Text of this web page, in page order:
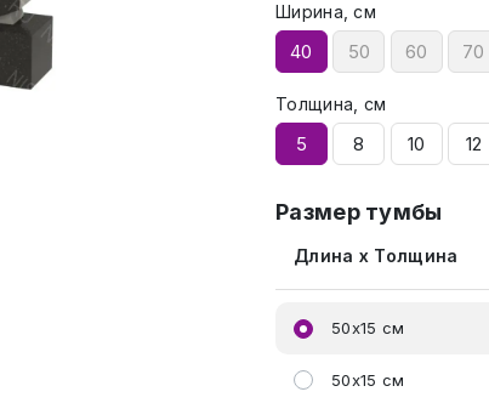
Ширина, см
40 50 60 70
Толщина, см
5 8 10 12
Размер тумбы
Длина x Толщина
50x15 см
50x15 см